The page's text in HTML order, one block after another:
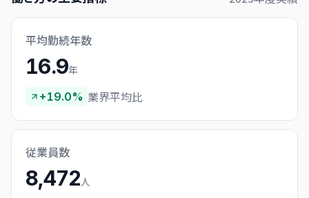
平均勤続年数
16.9年
+19.0% 業界平均比
従業員数
8,472人